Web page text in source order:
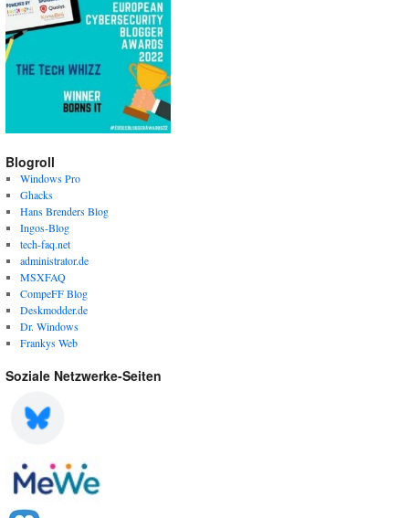
Blogroll
Windows Pro
Ghacks
Hans Brenders Blog
Ingos-Blog
tech-faq.net
administrator.de
MSXFAQ
CompeFF Blog
Deskmodder.de
Dr. Windows
Frankys Web
Soziale Netzwerke-Seiten